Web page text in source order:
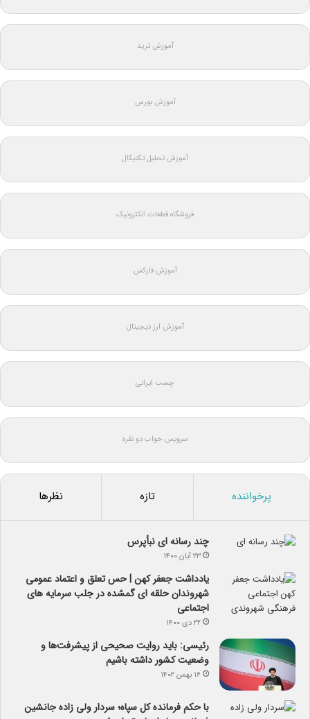
آموزش ترید
آموزش بورس
آموزش تحلیل تکنیکال
فروشگاه قطعات الکترونیک
آموزش فارکس
آموزش ارز دیجیتال
چسب ایرانی
سرویس خواب دو نفره
پرخواننده تازه نظرها
چند رسانه ای نبأپرس
۲۳ آبان ۱۴۰۰
یادداشت جعفر کهن | حس تعلق و اعتماد عمومی
شهروندان حلقه ای گمشده در جلب سرمایه های
اجتماعی
۲۲ دی ۱۴۰۰
رئیسی: باید روایت صحیحی از پیشرفت‌ها و
وضعیت کشور داشته باشیم
۱۶ بهمن ۱۴۰۲
با حکم فرمانده کل سپاه؛ سردار ولی زاده جانشین